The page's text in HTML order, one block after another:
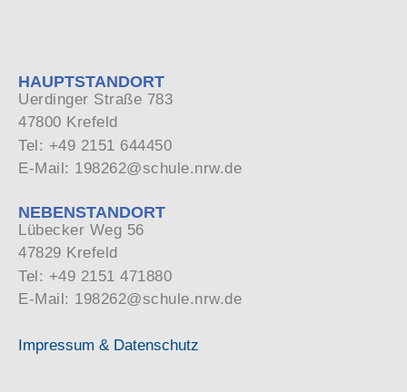
HAUPTSTANDORT
Uerdinger Straße 783
47800 Krefeld
Tel: +49 2151 644450
E-Mail: 198262@schule.nrw.de
NEBENSTANDORT
Lübecker Weg 56
47829 Krefeld
Tel: +49 2151 471880
E-Mail: 198262@schule.nrw.de
Impressum & Datenschutz